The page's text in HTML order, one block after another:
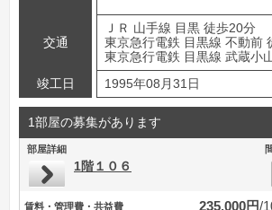
交通
ＪＲ 山手線 目黒 徒歩20分
東京急行電鉄 目黒線 不動前
東京急行電鉄 目黒線 武蔵小
竣工日
1995年08月31日
1部屋の募集があります
部屋詳細
1階１０６
賃料・管理費・共益費 235,000円